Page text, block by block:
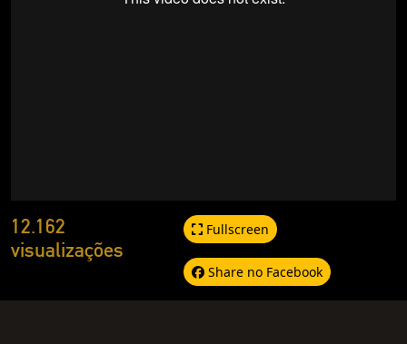
12.162
visualizações
Fullscreen
Share no Facebook